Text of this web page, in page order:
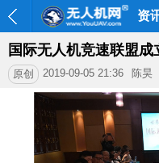
资
国际无人机竞速联盟
原创 2019-09-05 21:36 陈昊